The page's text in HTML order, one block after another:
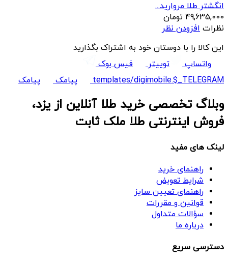
انگشتر طلا مرواريد...
49,635,000 تومان
نظرات افزودن نظر
این کالا را با دوستان خود به اشتراک بگذارید
واتساپ
توییتر
فیس بوک
templates/digimobile.$_TELEGRAM
پیامک پیامک
وبلاگ تخصصی خرید طلا آنلاین از یزد،
فروش اینترنتی طلا ملک ثابت
لینک های مفید
راهنمای خرید
شرایط تعویض
راهنمای تعیین سایز
قوانین و مقررات
سؤالات متداول
درباره ما
دسترسی سریع